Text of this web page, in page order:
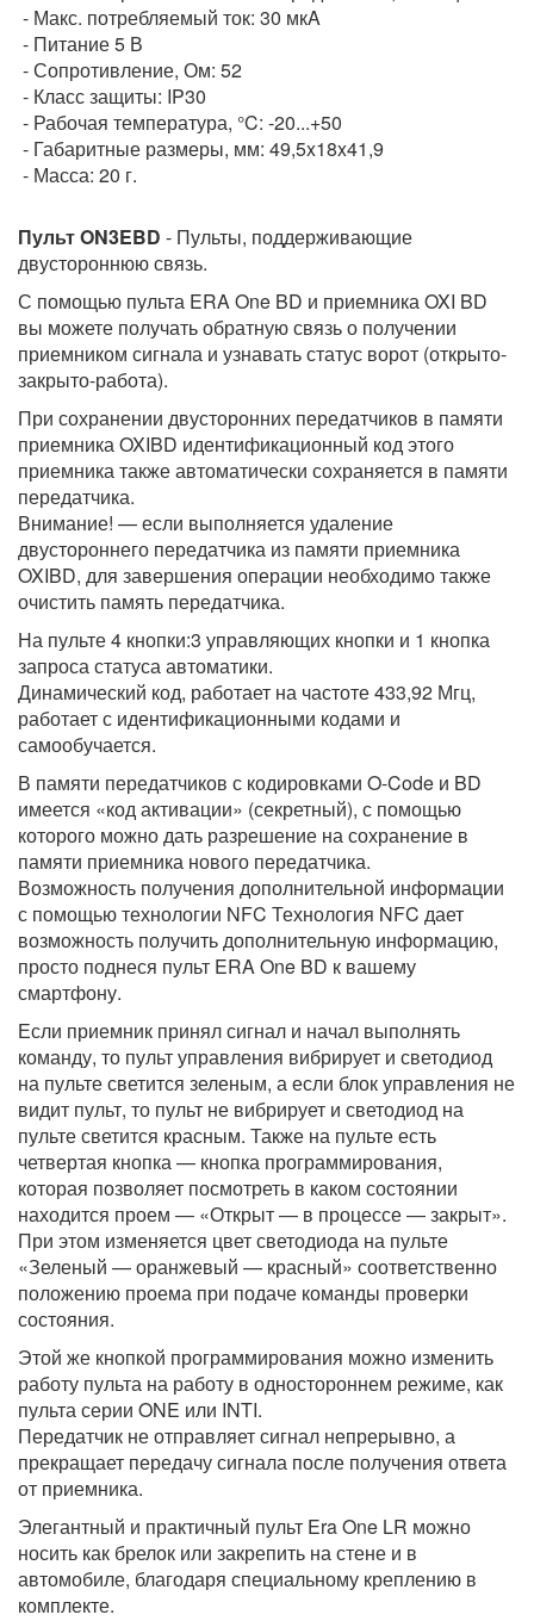
- Макс. потребляемый ток: 30 мкA
- Питание 5 В
- Сопротивление, Ом: 52
- Класс защиты: IP30
- Рабочая температура, °C: -20...+50
- Габаритные размеры, мм: 49,5x18x41,9
- Масса: 20 г.
Пульт ON3EBD - Пульты, поддерживающие
двустороннюю связь.
С помощью пульта ERA One BD и приемника OXI BD
вы можете получать обратную связь о получении
приемником сигнала и узнавать статус ворот (открыто-
закрыто-работа).
При сохранении двусторонних передатчиков в памяти
приемника OXIBD идентификационный код этого
приемника также автоматически сохраняется в памяти
передатчика.
Внимание! — если выполняется удаление
двустороннего передатчика из памяти приемника
OXIBD, для завершения операции необходимо также
очистить память передатчика.
На пульте 4 кнопки:3 управляющих кнопки и 1 кнопка
запроса статуса автоматики.
Динамический код, работает на частоте 433,92 Мгц,
работает с идентификационными кодами и
самообучается.
В памяти передатчиков с кодировками O-Code и BD
имеется «код активации» (секретный), с помощью
которого можно дать разрешение на сохранение в
памяти приемника нового передатчика.
Возможность получения дополнительной информации
с помощью технологии NFC Технология NFC дает
возможность получить дополнительную информацию,
просто поднеся пульт ERA One BD к вашему
смартфону.
Если приемник принял сигнал и начал выполнять
команду, то пульт управления вибрирует и светодиод
на пульте светится зеленым, а если блок управления не
видит пульт, то пульт не вибрирует и светодиод на
пульте светится красным. Также на пульте есть
четвертая кнопка — кнопка программирования,
которая позволяет посмотреть в каком состоянии
находится проем — «Открыт — в процессе — закрыт».
При этом изменяется цвет светодиода на пульте
«Зеленый — оранжевый — красный» соответственно
положению проема при подаче команды проверки
состояния.
Этой же кнопкой программирования можно изменить
работу пульта на работу в одностороннем режиме, как
пульта серии ONE или INTI.
Передатчик не отправляет сигнал непрерывно, а
прекращает передачу сигнала после получения ответа
от приемника.
Элегантный и практичный пульт Era One LR можно
носить как брелок или закрепить на стене и в
автомобиле, благодаря специальному креплению в
комплекте.